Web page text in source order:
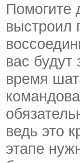
Помогите
выстроил
вас
время
ведь это
этапе